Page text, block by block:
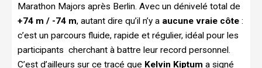
Marathon Majors après Berlin. Avec un dénivelé total de
+74 m / -74 m, autant dire qu’il n’y a aucune vraie côte :
c’est un parcours fluide, rapide et régulier, idéal pour les
participants cherchant à battre leur record personnel.
C’est d’ailleurs sur ce tracé que Kelvin Kiptum a signé